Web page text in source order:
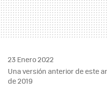
23 Enero 2022
Una versión anterior de este
de 2019